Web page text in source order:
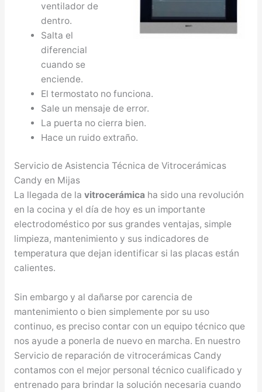
ventilador de
dentro.
Salta el
diferencial
cuando se
enciende.
El termostato no funciona.
Sale un mensaje de error.
La puerta no cierra bien.
Hace un ruido extraño.
Servicio de Asistencia Técnica de Vitrocerámicas
Candy en Mijas
La llegada de la vitrocerámica ha sido una revolución
en la cocina y el día de hoy es un importante
electrodoméstico por sus grandes ventajas, simple
limpieza, mantenimiento y sus indicadores de
temperatura que dejan identificar si las placas están
calientes.
Sin embargo y al dañarse por carencia de
mantenimiento o bien simplemente por su uso
continuo, es preciso contar con un equipo técnico que
nos ayude a ponerla de nuevo en marcha. En nuestro
Servicio de reparación de vitrocerámicas Candy
contamos con el mejor personal técnico cualificado y
entrenado para brindar la solución necesaria cuando